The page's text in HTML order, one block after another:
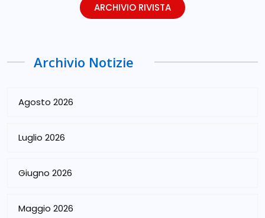
ARCHIVIO RIVISTA
Archivio Notizie
Agosto 2026
Luglio 2026
Giugno 2026
Maggio 2026